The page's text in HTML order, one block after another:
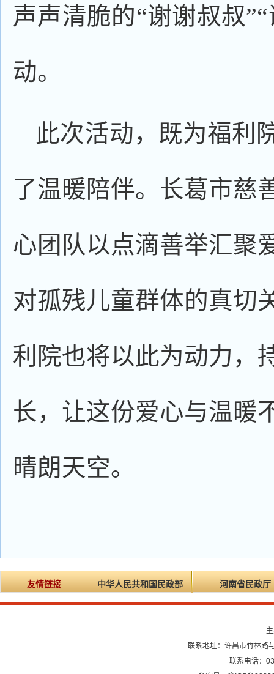
声声清脆的“谢谢叔叔
动。
此次活动，既为福利
了温暖陪伴。长葛市慈
心团队以点滴善举汇聚
对孤残儿童群体的真切
利院也将以此为动力，
长，让这份爱心与温暖
晴朗天空。
友情链接 中华人民共和国民政部 河南省民政厅
联系地址：许昌市竹林路
联系电话：